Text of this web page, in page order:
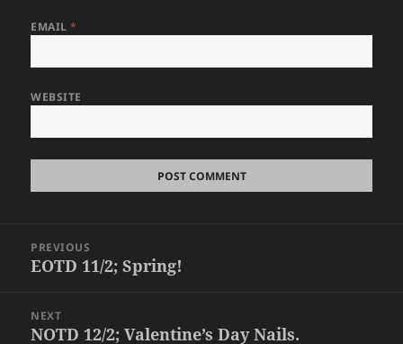
EMAIL*
WEBSITE
navigation
PREVIOUS
Previous
EOTD 11/2; Spring!
NEXT
Next
NOTD 12/2; Valentine’s Day Nails.